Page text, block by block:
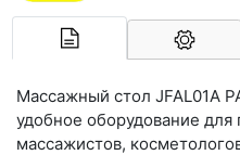
Массажный стол JFAL01A
удобное оборудование
массажистов,